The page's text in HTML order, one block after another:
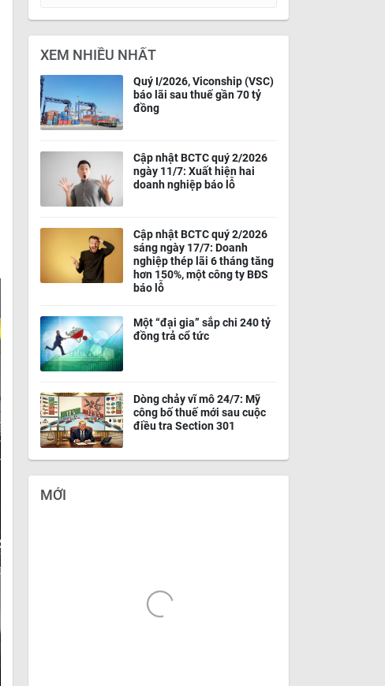
XEM NHIỀU NHẤT
Quý I/2026, Viconship (VSC)
báo lãi sau thuế gần 70 tỷ
đồng
Cập nhật BCTC quý 2/2026
ngày 11/7: Xuất hiện hai
doanh nghiệp báo lỗ
Cập nhật BCTC quý 2/2026
sáng ngày 17/7: Doanh
nghiệp thép lãi 6 tháng tăng
hơn 150%, một công ty BĐS
báo lỗ
Một “đại gia” sắp chi 240 tỷ
đồng trả cổ tức
Dòng chảy vĩ mô 24/7: Mỹ
công bố thuế mới sau cuộc
điều tra Section 301
MỚI